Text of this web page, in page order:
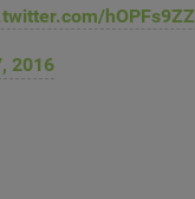
2016